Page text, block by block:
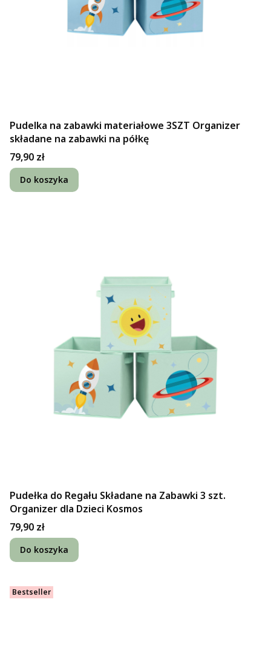
Pudelka na zabawki materiałowe 3SZT Organizer
składane na zabawki na półkę
Cena
79,90 zł
Do koszyka
Pudełka do Regału Składane na Zabawki 3 szt.
Organizer dla Dzieci Kosmos
Cena
79,90 zł
Do koszyka
Bestseller